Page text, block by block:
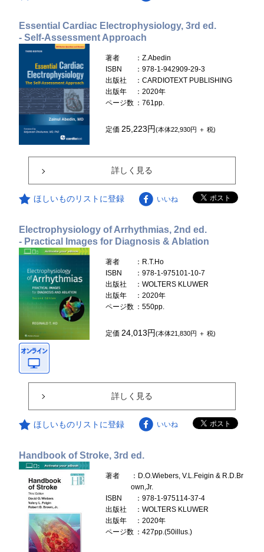
Essential Cardiac Electrophysiology, 3rd ed.
- Self-Assessment Approach
著者
：Z.Abedin
ISBN
：978-1-942909-29-3
出版社
：CARDIOTEXT PUBLISHING
出版年
：2020年
ページ数 ：761pp.
定価 25,223円(本体22,930円 ＋ 税)
詳しく見る
ほしいものリストに登録 いいね
Electrophysiology of Arrhythmias, 2nd ed.
- Practical Images for Diagnosis & Ablation
著者
：R.T.Ho
ISBN
：978-1-975101-10-7
出版社
：WOLTERS KLUWER
出版年
：2020年
ページ数 ：550pp.
定価24,013円(本体21,830円 ＋ 税)
詳しく見る
ほしいものリストに登録 いいね
Handbook of Stroke, 3rd ed.
著者
：D.O.Wiebers, V.L.Feigin & R.D.Br
own,Jr.
ISBN
：978-1-975114-37-4
出版社
：WOLTERS KLUWER
出版年
：2020年
ページ数 ：427pp.(50illus.)